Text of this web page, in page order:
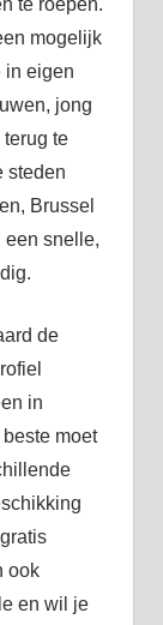
mogelijk
in eigen
jong
te
steden
Brussel
een snelle,
de
in
moet
ook
en wil je